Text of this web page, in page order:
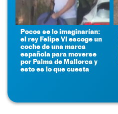
Pocos se lo imaginarían:
el rey Felipe VI escoge un
coche de una marca
española para moverse
por Palma de Mallorca y
esto es lo que cuesta